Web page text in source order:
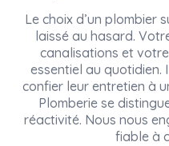
Le choix d’un plombier
laissé au hasard.
canalisations et
essentiel au quotidien.
confier leur entretien à
Plomberie se
réactivité. Nous nous
fiable à